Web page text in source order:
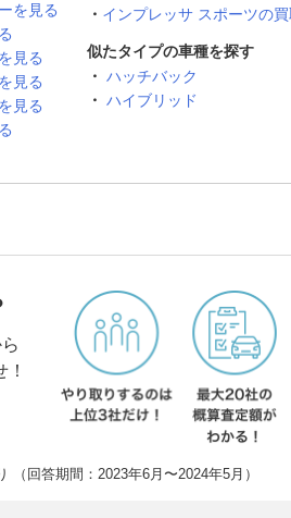
を見る
見る
見る
見る
インプレッサ スポーツの
似たタイプの車種を探す
ハッチバック
ハイブリッド
回答期間：2023年6月〜2024年5月）